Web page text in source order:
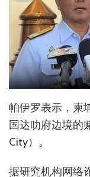
帕伊罗表示，柬
国达叻府边境的
City）。
据研究机构网络